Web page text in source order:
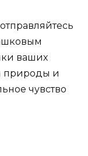
ваших
природы и
чувство